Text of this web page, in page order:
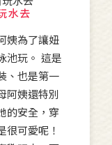
水去
姨為了讓妞
池玩。 這是
、也是第一
阿姨還特別
的安全，穿
很可愛呢！